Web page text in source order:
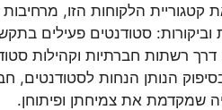
קטגוריית הלקוחות הזו,
סטודנטים פעילים
רשתות חברתיות וקהילות
הנותן הנחות לסטודנטים,
שמקדמת את צמיחתן ופיתוחן.